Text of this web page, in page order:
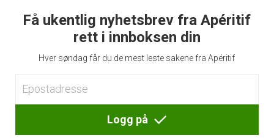
Få ukentlig nyhetsbrev fra Apéritif
rett i innboksen din
Hver søndag får du de mest leste sakene fra Apéritif
Logg på